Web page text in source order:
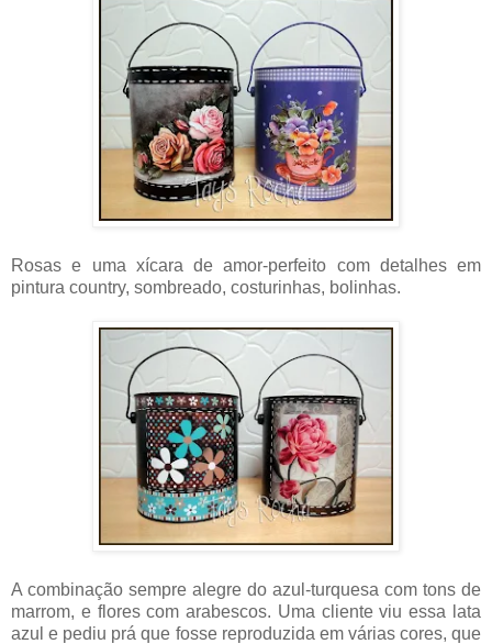
Rosas e uma xícara de amor-perfeito com detalhes em
pintura country, sombreado, costurinhas, bolinhas.
A combinação sempre alegre do azul-turquesa com tons de
marrom, e flores com arabescos. Uma cliente viu essa lata
azul e pediu prá que fosse reproduzida em várias cores, que